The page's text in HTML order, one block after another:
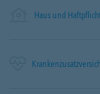
Haus und